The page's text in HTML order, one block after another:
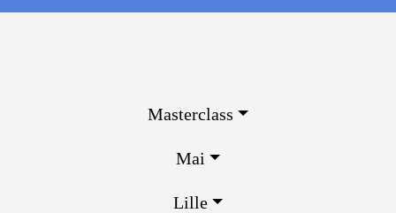
Masterclass
Mai
Lille